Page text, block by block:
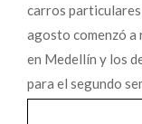
carros
agosto comenzó a
en Medellín y los
para el segundo